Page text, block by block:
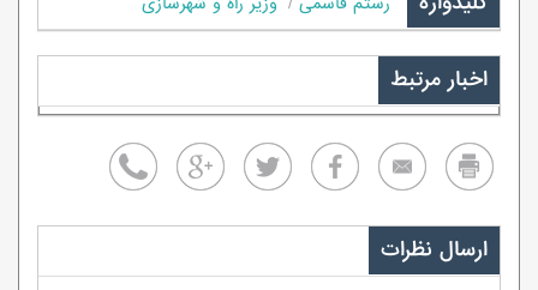
اخبار مرتبط
ارسال نظرات